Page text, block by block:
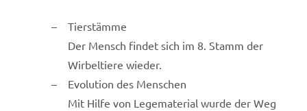
Tierstämme
Der Mensch findet sich im 8. Stamm der
Wirbeltiere wieder.
Evolution des Menschen
Mit Hilfe von Legematerial wurde der Weg